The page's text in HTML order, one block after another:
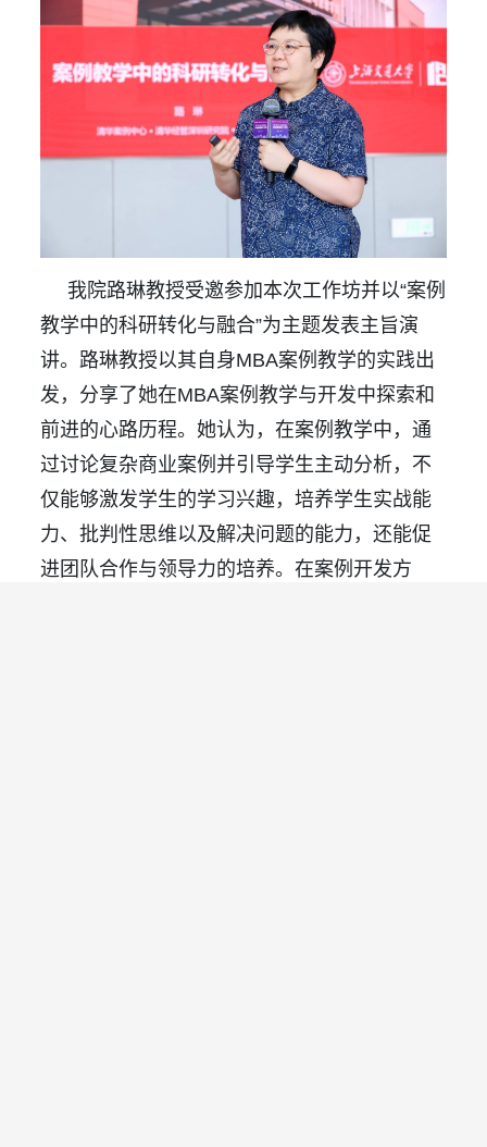
我院路琳教授受邀参加本次工作坊并以“案例
教学中的科研转化与融合”为主题发表主旨演
讲。路琳教授以其自身MBA案例教学的实践出
发，分享了她在MBA案例教学与开发中探索和
前进的心路历程。她认为，在案例教学中，通
过讨论复杂商业案例并引导学生主动分析，不
仅能够激发学生的学习兴趣，培养学生实战能
力、批判性思维以及解决问题的能力，还能促
进团队合作与领导力的培养。在案例开发方